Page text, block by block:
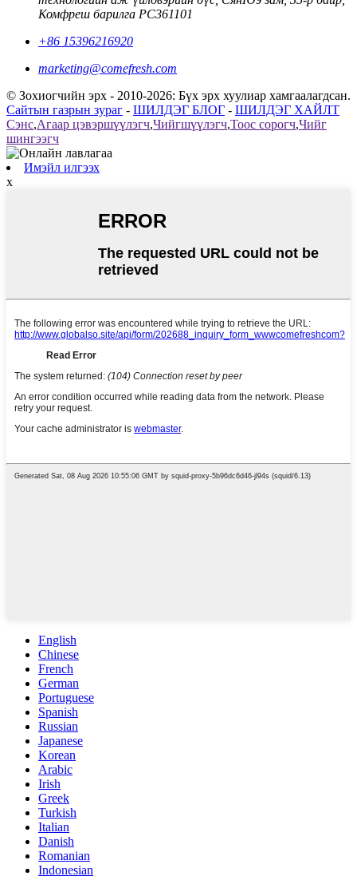
Комфреш барилга PC361101
+86 15396216920
marketing@comefresh.com
© Зохиогчийн эрх - 2010-2026: Бүх эрх хуулиар хамгаалагдсан.
Сайтын газрын зураг - ШИЛДЭГ БЛОГ - ШИЛДЭГ ХАЙЛТ
Сэнс,Агаар цэвэршүүлэгч,Чийгшүүлэгч,Тоос сорогч,Чийг
шингээгч
Имэйл илгээх
x
English
Chinese
French
German
Portuguese
Spanish
Russian
Japanese
Korean
Arabic
Irish
Greek
Turkish
Italian
Danish
Romanian
Indonesian